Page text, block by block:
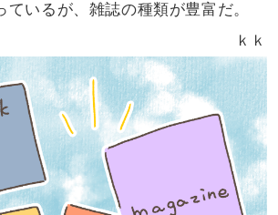
いるが、 雑誌の種類が豊富だ。
ｋｋ